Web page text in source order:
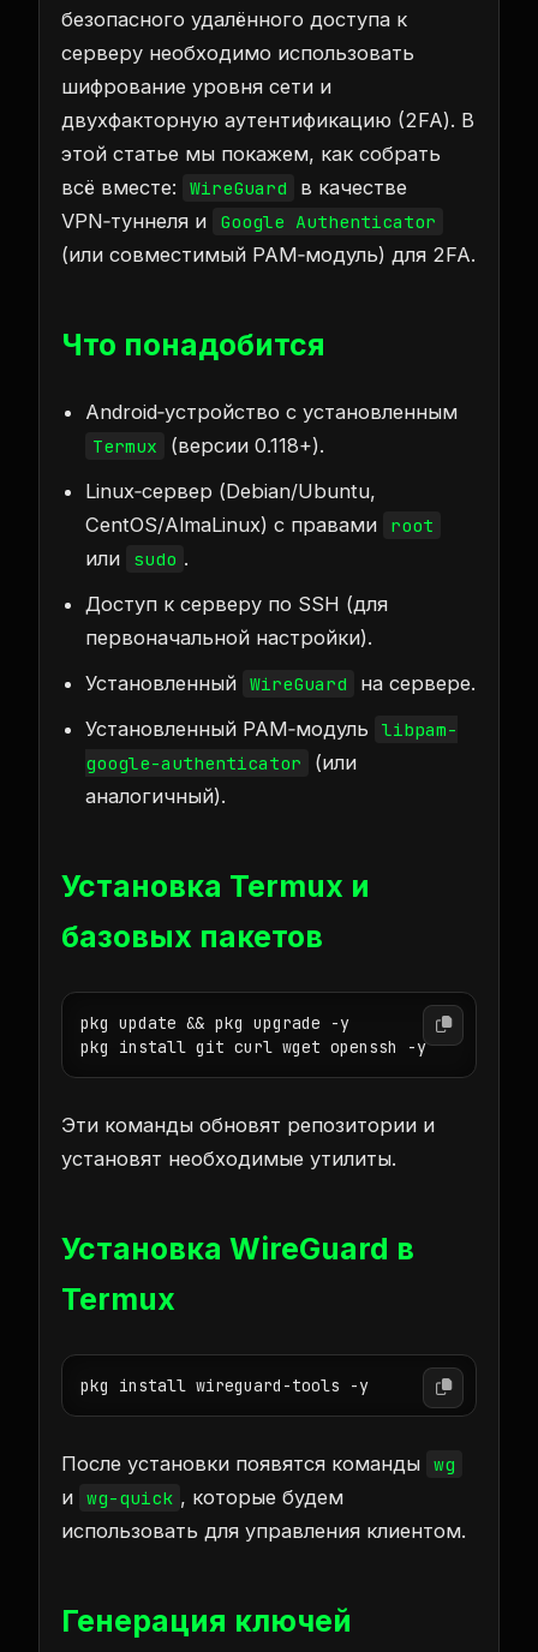
безопасного удалённого доступа к
серверу необходимо использовать
шифрование уровня сети и
двухфакторную аутентификацию (2FA). В
этой статье мы покажем, как собрать
всё вместе:
WireGuard
в качестве
VPN‑туннеля и
Google Authenticator
(или совместимый PAM‑модуль) для 2FA.
Что понадобится
Android‑устройство с установленным
Termux
(версии 0.118+).
Linux‑сервер (Debian/Ubuntu,
CentOS/AlmaLinux) с правами
root
или sudo .
Доступ к серверу по SSH (для
первоначальной настройки).
Установленный WireGuard
на сервере.
Установленный PAM‑модуль
libpam-
google-authenticator
(или
аналогичный).
Установка Termux и
базовых пакетов
pkg update && pkg upgrade -y
pkg install git curl wget openssh -y
Эти команды обновят репозитории и
установят необходимые утилиты.
Установка WireGuard в
Termux
pkg install wireguard-tools -y
После установки появятся команды wg
и wg-quick , которые будем
использовать для управления клиентом.
Генерация ключей